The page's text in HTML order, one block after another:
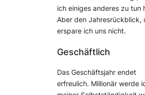
ich einiges anderes zu tun
Aber den Jahresrückblick,
erspare ich uns nicht.
Geschäftlich
Das Geschäftsjahr endet
erfreulich. Millionär werde